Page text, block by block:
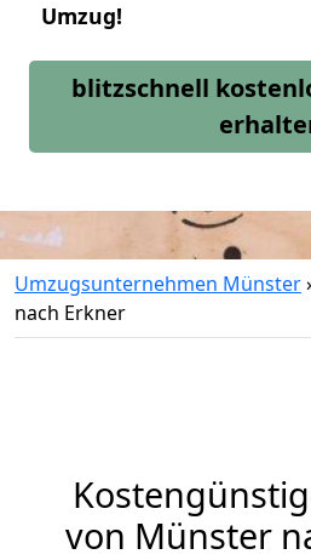
Umzug!
blitzschnell
Umzugsunternehmen Münster
nach Erkner
von Münster